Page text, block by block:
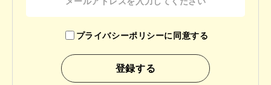
プライバシーポリシーに同意する